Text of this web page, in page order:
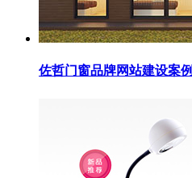
佐哲门窗品牌网站建设案例